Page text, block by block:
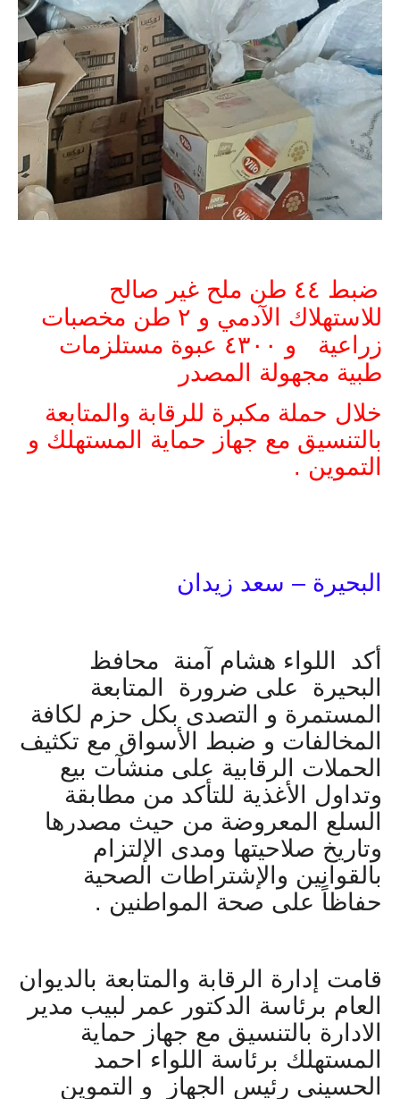
ضبط ٤٤ طن ملح غير صالح
للاستهلاك الآدمي و ٢ طن مخصبات
زراعية و ٤٣٠٠ عبوة مستلزمات
طبية مجهولة المصدر
خلال حملة مكبرة للرقابة والمتابعة
بالتنسيق مع جهاز حماية المستهلك و
التموين .
البحيرة – سعد زيدان
أكد اللواء هشام آمنة محافظ
البحيرة على ضرورة المتابعة
المستمرة و التصدى بكل حزم لكافة
المخالفات و ضبط الأسواق مع تكثيف
الحملات الرقابية على منشآت بيع
وتداول الأغذية للتأكد من مطابقة
السلع المعروضة من حيث مصدرها
وتاريخ صلاحيتها ومدى الإلتزام
بالقوانين والإشتراطات الصحية
حفاظاً على صحة المواطنين .
قامت إدارة الرقابة والمتابعة بالدیوان
العام برئاسة الدكتور عمر لبيب مدير
الادارة بالتنسيق مع جهاز حماية
المستهلك برئاسة اللواء احمد
الحسينى رئيس الجهاز و التموين